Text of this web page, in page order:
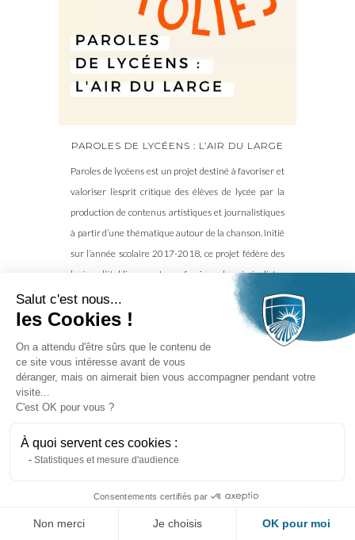
PAROLES DE LYCÉENS : L’AIR DU LARGE
Paroles de lycéens est un projet destiné à favoriser et
valoriser l’esprit critique des élèves de lycée par la
production de contenus artistiques et journalistiques
à partir d’une thématique autour de la chanson. Initié
sur l’année scolaire 2017-2018, ce projet fédère des
lycées d’établissements professionnels, généralistes
et agricoles de la...
Lire la suite
Salut c'est nous...
les Cookies !
On a attendu d'être sûrs que le contenu de
ce site vous intéresse avant de vous
déranger, mais on aimerait bien vous accompagner pendant votre
visite...
C'est OK pour vous ?
À quoi servent ces cookies :
Statistiques et mesure d'audience
Consentements certifiés par
Non merci Je choisis OK pour moi